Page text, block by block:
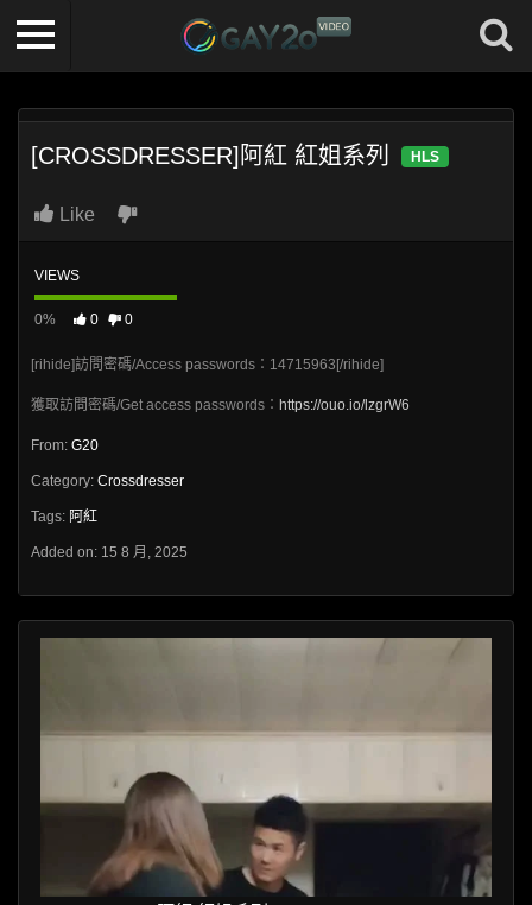
[CROSSDRESSER]阿紅 紅姐系列 HLS
Like
VIEWS
0% 0 0
[rihide]訪問密碼/Access passwords：14715963[/rihide]
獲取訪問密碼/Get access passwords： https://ouo.io/lzgrW6
From: G20
Category: Crossdresser
Tags: 阿紅
Added on: 15 8 月, 2025